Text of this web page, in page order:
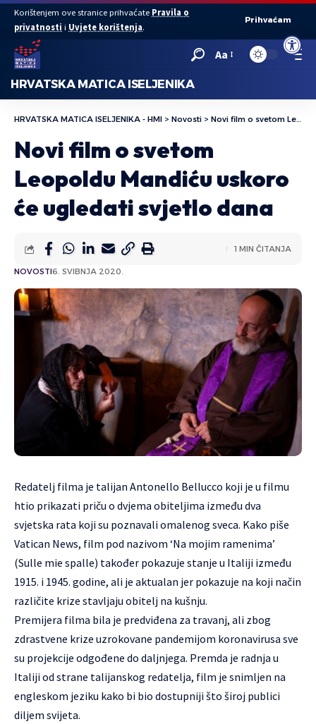
Open
Korištenjem ove stranice prihvaćate Pravila o
privatnosti i Uvjete korištenja.
Prihvaćam
Aa
HRVATSKA MATICA ISELJENIKA
HRVATSKA MATICA ISELJENIKA - HMI > Novosti > Novi film o svetom Leopoldu Mandiću uskoro će ugledati svjetlo dana
Novi film o svetom
Leopoldu Mandiću uskoro
će ugledati svjetlo dana
NOVOSTI6. SVIBNJA 2020.
1 MIN ČITANJA
Redatelj filma je talijan Antonello Bellucco koji je u filmu
htio prikazati priču o dvjema obiteljima između dva
svjetska rata koji su poznavali omalenog sveca. Kako piše
Vatican News, film pod nazivom ‘Na mojim ramenima’
(Sulle mie spalle) također pokazuje stanje u Italiji između
1915. i 1945. godine, ali je aktualan jer pokazuje na koji način
različite krize stavljaju obitelj na kušnju.
Premijera filma bila je predviđena za travanj, ali zbog
zdrastvene krize uzrokovane pandemijom koronavirusa sve
su projekcije odgođene do daljnjega. Premda je radnja u
Italiji od strane talijanskog redatelja, film je snimljen na
engleskom jeziku kako bi bio dostupniji što široj publici
diljem svijeta.